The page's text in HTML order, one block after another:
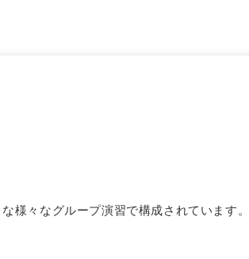
様々なグループ演習で構成されています。